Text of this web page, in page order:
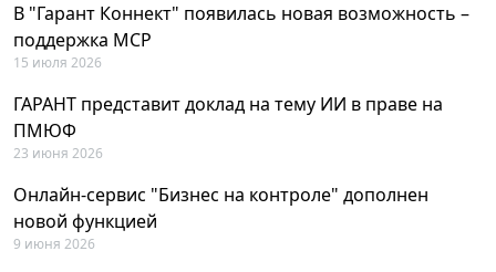
В "Гарант Коннект" появилась новая возможность –
поддержка MCP
15 июля 2026
ГАРАНТ представит доклад на тему ИИ в праве на
ПМЮФ
23 июня 2026
Онлайн-сервис "Бизнес на контроле" дополнен
новой функцией
9 июня 2026